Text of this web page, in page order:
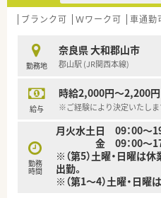
ブランク可 Ｗワーク可 車通勤
勤務地
奈良県 大和郡山市
郡山駅 (JR関西本線)
給与
時給2,000円～2,200円
※ご経験により決定いたしま
勤務
時間
月火水土日 09：00～
金 09：00～17
※（第5）土曜・日曜は
出勤。
※（第1～4）土曜・日曜